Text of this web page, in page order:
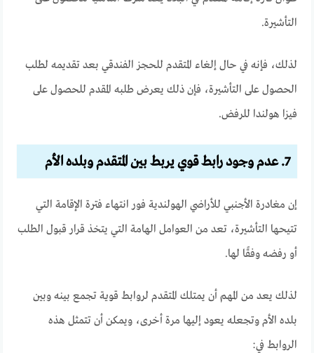
التأشيرة.
لذلك، فإنه في حال إلغاء المتقدم للحجز الفندقي بعد تقديمه لطلب
الحصول على التأشيرة، فإن ذلك يعرض طلبه المقدم للحصول على
فيزا هولندا للرفض.
7. عدم وجود رابط قوي يربط بين المتقدم وبلده الأم
إن مغادرة الأجنبي للأراضي الهولندية فور انتهاء فترة الإقامة التي
تتيحها التأشيرة، تعد من العوامل الهامة التي يتخذ قرار قبول الطلب
أو رفضه وفقًا لها.
لذلك يعد من المهم أن يمتلك المتقدم لروابط قوية تجمع بينه وبين
بلده الأم وتجعله يعود إليها مرة أخرى، ويمكن أن تتمثل هذه
الروابط في: